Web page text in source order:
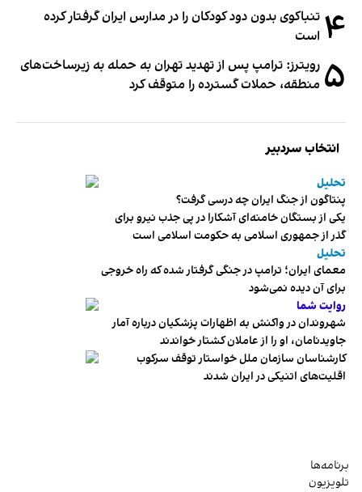
۴ تنباکوی بدون دود کودکان را در مدارس ایران گرفتار کرده
است
۵ رویترز: ترامپ پس از تهدید تهران به حمله به زیرساخت‌های
منطقه، حملات گسترده را متوقف کرد
انتخاب سردبیر
تحلیل
پنتاگون از جنگ ایران چه درسی گرفت؟
یکی از بستگان خامنه‌ای آشکارا در پی جذب نیرو برای
گذر از جمهوری اسلامی به حکومت اسلامی است
تحلیل
معمای ایران؛ ترامپ در جنگی گرفتار شده که راه خروجی
برای آن دیده نمی‌شود
روایت شما
شهروندان در واکنش به اظهارات پزشکیان درباره آمار
جاویدنامان، او را از عاملان کشتار خواندند
کارشناسان سازمان ملل خواستار توقف سرکوب
اقلیت‌های اتنیکی در ایران شدند
برنامه‌ها
تلویزیون